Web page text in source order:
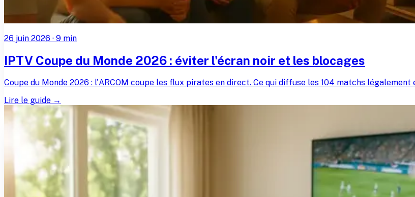
26 juin 2026 · 9 min
IPTV Coupe du Monde 2026 : éviter l'écran noir et les blocages
Coupe du Monde 2026 : l'ARCOM coupe les flux pirates en direct. Ce qui diffuse les 104 matchs
Lire le guide →